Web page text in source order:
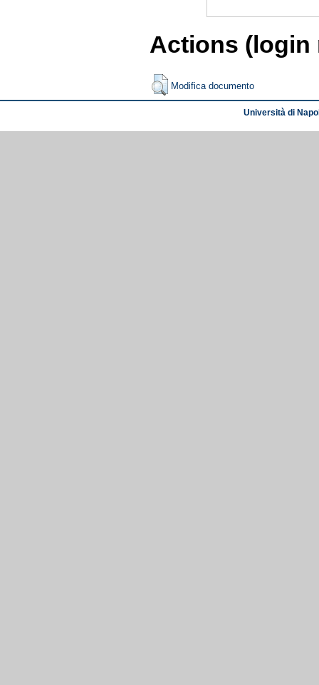
Actions (login
Modifica documento
Università di